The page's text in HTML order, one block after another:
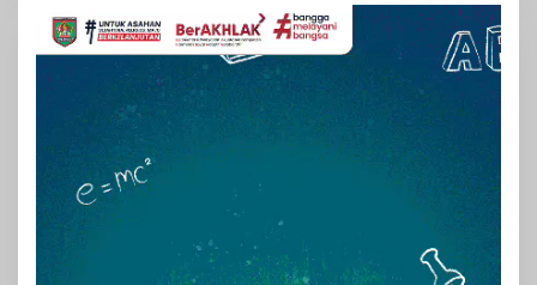
Pemutar
Video